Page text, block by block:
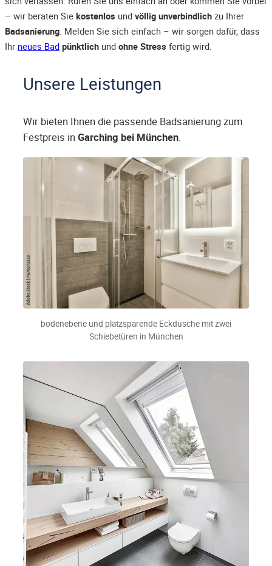
– wir beraten Sie kostenlos und völlig unverbindlich zu Ihrer
Badsanierung. Melden Sie sich einfach – wir sorgen dafür, dass
Ihr neues Bad pünktlich und ohne Stress fertig wird.
Unsere Leistungen
Wir bieten Ihnen die passende Badsanierung zum
Festpreis in Garching bei München.
bodenebene und platzsparende Eckdusche mit zwei
Schiebetüren in München